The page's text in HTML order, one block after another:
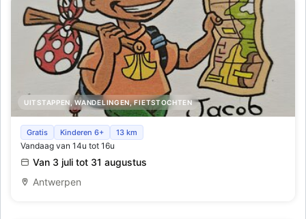
UITSTAPPEN, WANDELINGEN, FIETSTOCHTEN
Schat van vlieg zoektocht, heerlijk speurneuzen in de
kerk - zoveel te beleven
Gratis Kinderen 6+ 13 km
Vandaag van 14u tot 16u
Van 3 juli tot 31 augustus
Antwerpen